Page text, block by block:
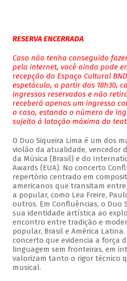
RESERVA ENCERRADA
Caso não tenha conseguido
pela internet, você ainda pode
recepção do Espaço Cultural
espetáculo, a partir das 18h30,
ingressos reservados e não
receberá apenas um ingresso
o caso, estando o número de
sujeito à lotação máxima do
O Duo Siqueira Lima é um dos
violão da atualidade, vencedor
da Música (Brasil) e do
Awards (EUA). No concerto
repertório centrado em
americanos que transitam
a popular, como Lea Freire,
outros. Em Confluências, o Duo
sua identidade artística ao
encontro entre tradição e
popular, Brasil e América
concerto que evidencia a força
linguagem sem fronteiras, em
valorizam tanto o rigor técnico
musical.